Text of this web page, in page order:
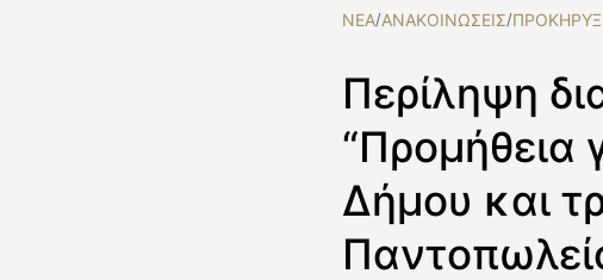
NEA/ΑΝΑΚΟΙΝΩΣΕΙΣ/
Περίληψη
“Προμήθεια
Δήμου και